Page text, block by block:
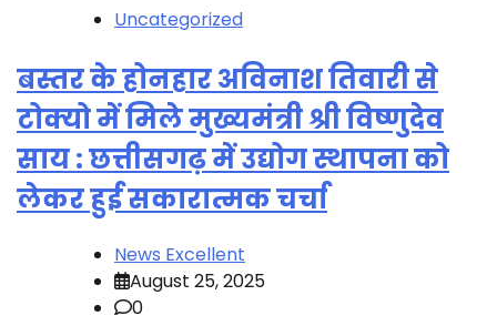
Uncategorized
बस्तर के होनहार अविनाश तिवारी से
टोक्यो में मिले मुख्यमंत्री श्री विष्णुदेव
साय : छत्तीसगढ़ में उद्योग स्थापना को
लेकर हुई सकारात्मक चर्चा
News Excellent
August 25, 2025
0